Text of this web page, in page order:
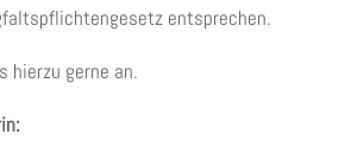
entsprechen.
hierzu gerne an.